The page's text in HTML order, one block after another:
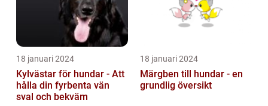
18 januari 2024
Kylvästar för hundar - Att
hålla din fyrbenta vän
sval och bekväm
18 januari 2024
Märgben till hundar - en
grundlig översikt